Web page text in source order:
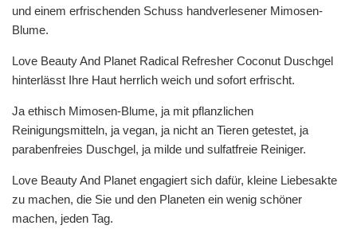
und einem erfrischenden Schuss handverlesener Mimosen-
Blume.
Love Beauty And Planet Radical Refresher Coconut Duschgel
hinterlässt Ihre Haut herrlich weich und sofort erfrischt.
Ja ethisch Mimosen-Blume, ja mit pflanzlichen
Reinigungsmitteln, ja vegan, ja nicht an Tieren getestet, ja
parabenfreies Duschgel, ja milde und sulfatfreie Reiniger.
Love Beauty And Planet engagiert sich dafür, kleine Liebesakte
zu machen, die Sie und den Planeten ein wenig schöner
machen, jeden Tag.